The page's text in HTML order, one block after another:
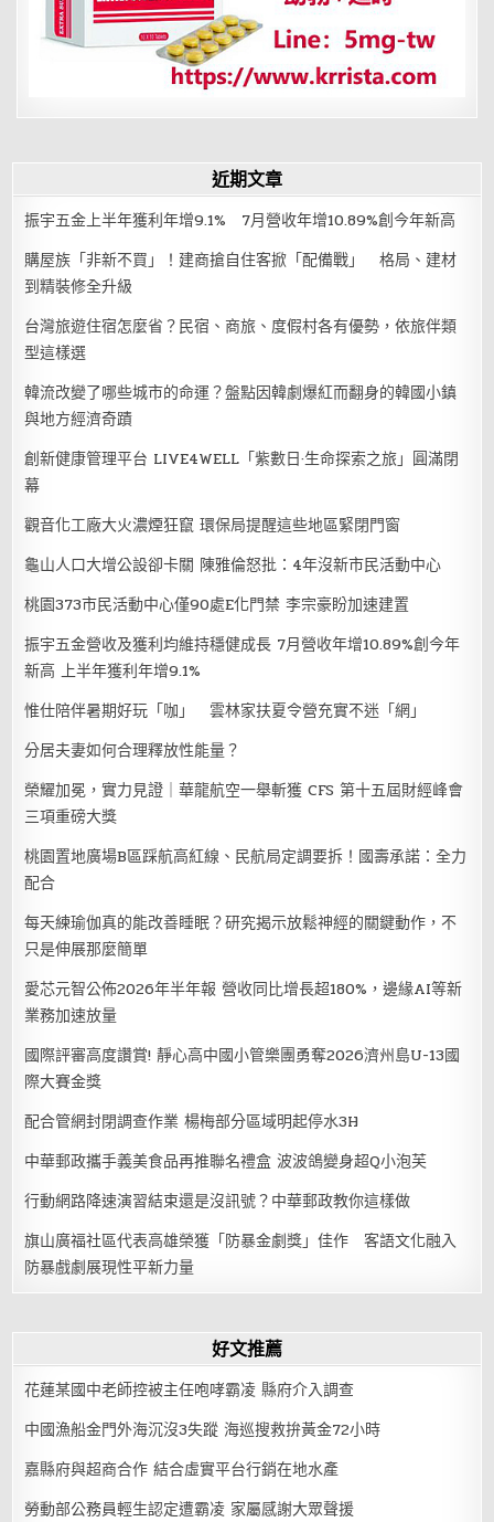
近期文章
振宇五金上半年獲利年增9.1% 7月營收年增10.89%創今年新高
購屋族「非新不買」！建商搶自住客掀「配備戰」 格局、建材
到精裝修全升級
台灣旅遊住宿怎麼省？民宿、商旅、度假村各有優勢，依旅伴類
型這樣選
韓流改變了哪些城市的命運？盤點因韓劇爆紅而翻身的韓國小鎮
與地方經濟奇蹟
創新健康管理平台 LIVE4WELL「紫數日·生命探索之旅」圓滿閉
幕
觀音化工廠大火濃煙狂竄 環保局提醒這些地區緊閉門窗
龜山人口大增公設卻卡關 陳雅倫怒批：4年沒新市民活動中心
桃園373市民活動中心僅90處E化門禁 李宗豪盼加速建置
振宇五金營收及獲利均維持穩健成長 7月營收年增10.89%創今年
新高 上半年獲利年增9.1%
惟仕陪伴暑期好玩「咖」 雲林家扶夏令營充實不迷「網」
分居夫妻如何合理釋放性能量？
榮耀加冕，實力見證｜華龍航空一舉斬獲 CFS 第十五屆財經峰會
三項重磅大獎
桃園置地廣場B區踩航高紅線、民航局定調要拆！國壽承諾：全力
配合
每天練瑜伽真的能改善睡眠？研究揭示放鬆神經的關鍵動作，不
只是伸展那麼簡單
愛芯元智公佈2026年半年報 營收同比增長超180%，邊緣AI等新
業務加速放量
國際評審高度讚賞! 靜心高中國小管樂團勇奪2026濟州島U-13國
際大賽金獎
配合管網封閉調查作業 楊梅部分區域明起停水3H
中華郵政攜手義美食品再推聯名禮盒 波波鴿變身超Q小泡芙
行動網路降速演習結束還是沒訊號？中華郵政教你這樣做
旗山廣福社區代表高雄榮獲「防暴金劇獎」佳作 客語文化融入
防暴戲劇展現性平新力量
好文推薦
花蓮某國中老師控被主任咆哮霸凌 縣府介入調查
中國漁船金門外海沉沒3失蹤 海巡搜救拚黃金72小時
嘉縣府與超商合作 結合虛實平台行銷在地水產
勞動部公務員輕生認定遭霸凌 家屬感謝大眾聲援